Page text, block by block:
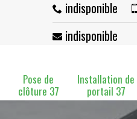
indisponible
indisponible
Pose de
clôture 37
Installation de
portail 37